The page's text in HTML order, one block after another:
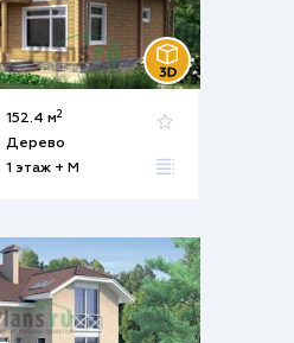
152.4 м2
Дерево
1 этаж + М